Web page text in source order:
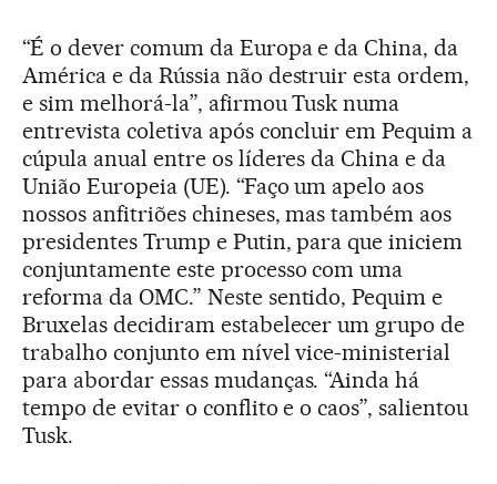
“É o dever comum da Europa e da China, da
América e da Rússia não destruir esta ordem,
e sim melhorá-la”, afirmou Tusk numa
entrevista coletiva após concluir em Pequim a
cúpula anual entre os líderes da China e da
União Europeia (UE). “Faço um apelo aos
nossos anfitriões chineses, mas também aos
presidentes Trump e Putin, para que iniciem
conjuntamente este processo com uma
reforma da OMC.” Neste sentido, Pequim e
Bruxelas decidiram estabelecer um grupo de
trabalho conjunto em nível vice-ministerial
para abordar essas mudanças. “Ainda há
tempo de evitar o conflito e o caos”, salientou
Tusk.